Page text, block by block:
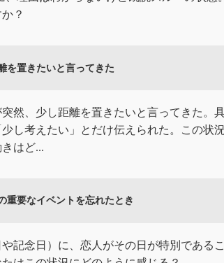
？
を置きたいと言ってきた
然、少し距離を置きたいと言ってきた。
し考えたい」とだけ伝えられた。この状
はど...
重要なイベントを忘れたとき
記念日）に、恋人がその日が特別である